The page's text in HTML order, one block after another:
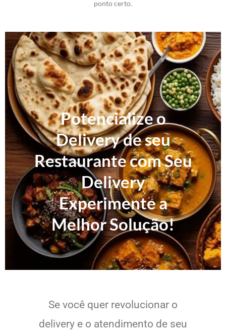
ponto certo.
Potencialize o
Delivery de seu
Restaurante com Seu
Delivery
Experimente a
Melhor Solução!
Se você quer revolucionar o
delivery e o atendimento de seu